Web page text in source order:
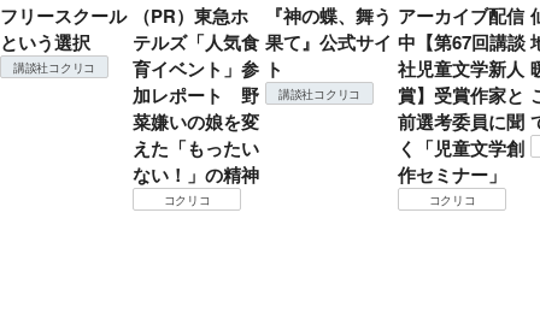
フリースクール
という選択
講談社コクリコ
（PR）東急ホ
テルズ「人気食
育イベント」参
加レポート 野
菜嫌いの娘を変
えた「もったい
ない！」の精神
コクリコ
『神の蝶、舞う
果て』公式サイ
ト
講談社コクリコ
アーカイブ配信
中【第67回講談
社児童文学新人
賞】受賞作家と
前選考委員に聞
く「児童文学創
作セミナー」
コクリコ